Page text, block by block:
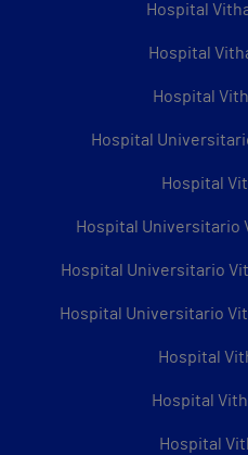
Hospital
Hospital
Hospital
Hospital
Hospital
Hospital Universitario
Hospital Universitario
Hospital Universitario
Hospital
Hospital
Hospital